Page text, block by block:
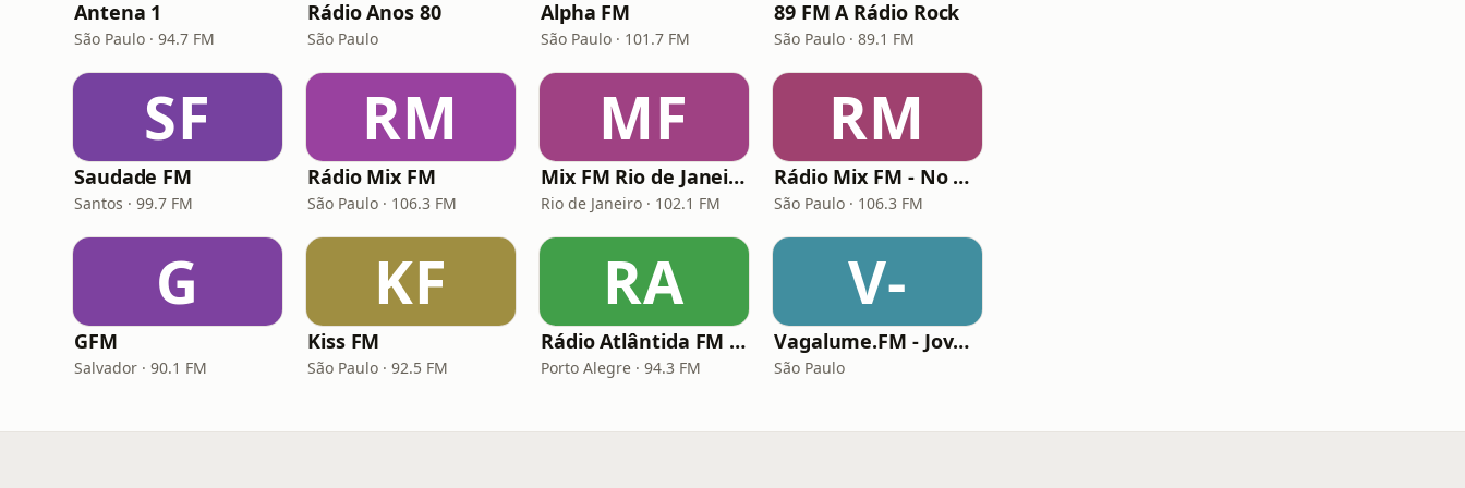
Antena 1
São Paulo · 94.7 FM
Rádio Anos 80
São Paulo
Alpha FM
São Paulo · 101.7 FM
89 FM A Rádio Rock
São Paulo · 89.1 FM
SF
Saudade FM
Santos · 99.7 FM
RM
Rádio Mix FM
São Paulo · 106.3 FM
MF
Mix FM Rio de Janeiro
Rio de Janeiro · 102.1 FM
RM
Rádio Mix FM - No Break
São Paulo · 106.3 FM
G
GFM
Salvador · 90.1 FM
KF
Kiss FM
São Paulo · 92.5 FM
RA
Rádio Atlântida FM Porto Alegre
Porto Alegre · 94.3 FM
V-
Vagalume.FM - Jovem Guarda
São Paulo